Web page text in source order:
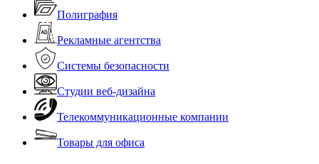
Полиграфия
Рекламные агентства
Системы безопасности
Студии веб-дизайна
Телекоммуникационные компании
Товары для офиса